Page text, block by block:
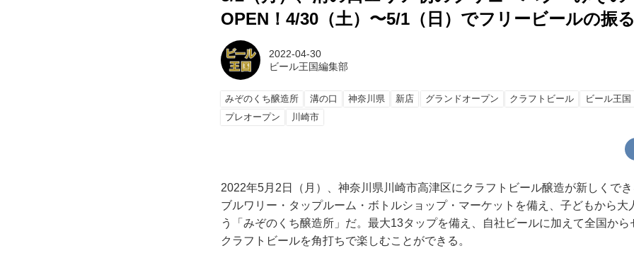
OPEN！4/30（土）〜5/1（日）でフリービールの振
2022-04-30
ビール王国編集部
みぞのくち醸造所 溝の口 神奈川県 新店 グランドオープン クラフトビール ビール王国
プレオープン
川崎市
2022年5月2日（月）、神奈川県川崎市高津区にクラフトビール醸造が新しくでき
ブルワリー・タップルーム・ボトルショップ・マーケットを備え、子どもから大
う「みぞのくち醸造所」だ。最大13タップを備え、自社ビールに加えて全国か
クラフトビールを角打ちで楽しむことができる。